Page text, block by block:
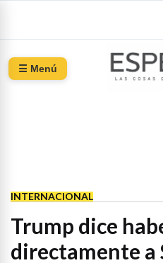
☰ Menú
INTERNACIONAL
Trump dice
directamente a